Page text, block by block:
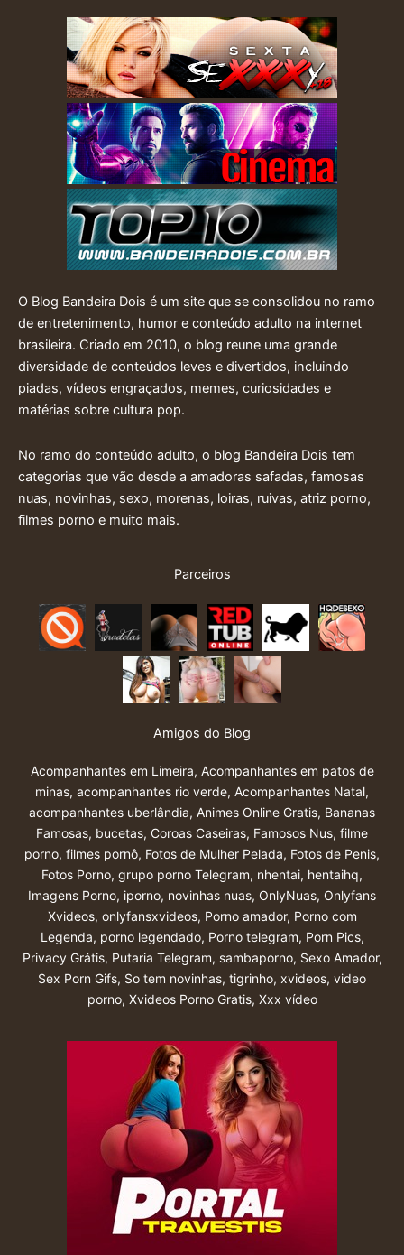
O Blog Bandeira Dois é um site que se consolidou no ramo
de entretenimento, humor e conteúdo adulto na internet
brasileira. Criado em 2010, o blog reune uma grande
diversidade de conteúdos leves e divertidos, incluindo
piadas, vídeos engraçados, memes, curiosidades e
matérias sobre cultura pop.
No ramo do conteúdo adulto, o blog Bandeira Dois tem
categorias que vão desde a amadoras safadas, famosas
nuas, novinhas, sexo, morenas, loiras, ruivas, atriz porno,
filmes porno e muito mais.
Parceiros
Amigos do Blog
Acompanhantes em Limeira, Acompanhantes em patos de
minas, acompanhantes rio verde, Acompanhantes Natal,
acompanhantes uberlândia, Animes Online Gratis, Bananas
Famosas, bucetas, Coroas Caseiras, Famosos Nus, filme
porno, filmes pornô, Fotos de Mulher Pelada, Fotos de Penis,
Fotos Porno, grupo porno Telegram, nhentai, hentaihq,
Imagens Porno, iporno, novinhas nuas, OnlyNuas, Onlyfans
Xvideos, onlyfansxvideos, Porno amador, Porno com
Legenda, porno legendado, Porno telegram, Porn Pics,
Privacy Grátis, Putaria Telegram, sambaporno, Sexo Amador,
Sex Porn Gifs, So tem novinhas, tigrinho, xvideos, video
porno, Xvideos Porno Gratis, Xxx vídeo